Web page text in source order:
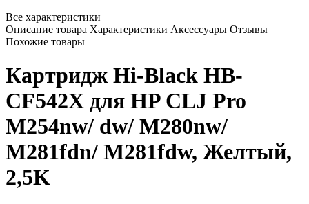
Все характеристики
Описание товара Характеристики Аксессуары Отзывы
Похожие товары
Картридж Hi-Black HB-
CF542X для HP CLJ Pro
M254nw/ dw/ M280nw/
M281fdn/ M281fdw, Желтый,
2,5K